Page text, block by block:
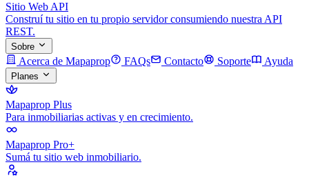
Sitio Web API
Construí tu sitio en tu propio servidor consumiendo nuestra API
REST.
Sobre
Acerca de Mapaprop FAQs Contacto Soporte Ayuda
Planes
Mapaprop Plus
Para inmobiliarias activas y en crecimiento.
Mapaprop Pro+
Sumá tu sitio web inmobiliario.